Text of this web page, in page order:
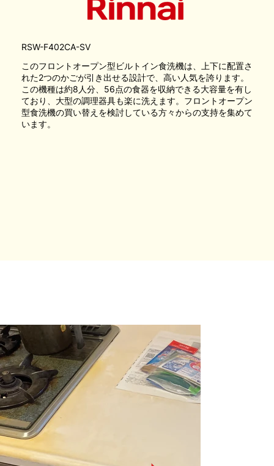
このフロントオープン型ビルトイン食洗機は、上下に配置さ
れた2つのかごが引き出せる設計で、高い人気を誇ります。
この機種は約8人分、56点の食器を収納できる大容量を有し
ており、大型の調理器具も楽に洗えます。フロントオープン
型食洗機の買い替えを検討している方々からの支持を集めて
います。
RSW-F402CA-SV